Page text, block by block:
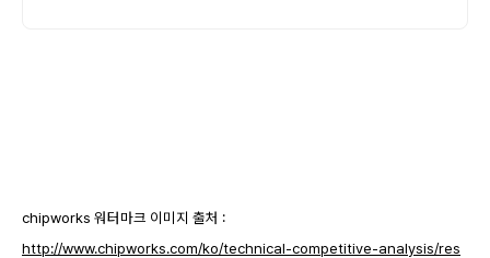
chipworks 워터마크 이미지 출처 :
http://www.chipworks.com/ko/technical-competitive-analysis/res